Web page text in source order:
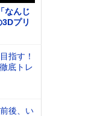
なんじ
プリ
指す！
底トレ
後、い